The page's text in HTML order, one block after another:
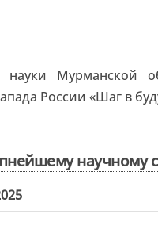
науки
России «Шаг в
научному